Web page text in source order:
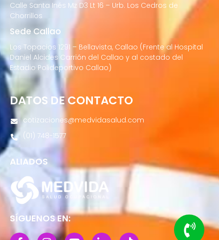
Calle Santa Inés Mz D3 Lt 16 – Urb. Los Cedros de
Chorrillos
Sede Callao
Los Topacios 1291 – Bellavista, Callao (Frente al Hospital
Daniel Alcides Carrión del Callao y al costado del
Estadio Polideportivo Callao)
DATOS DE CONTACTO
cotizaciones@medvidasalud.com
(01) 748-1577
ALIADOS
SÍGUENOS EN: